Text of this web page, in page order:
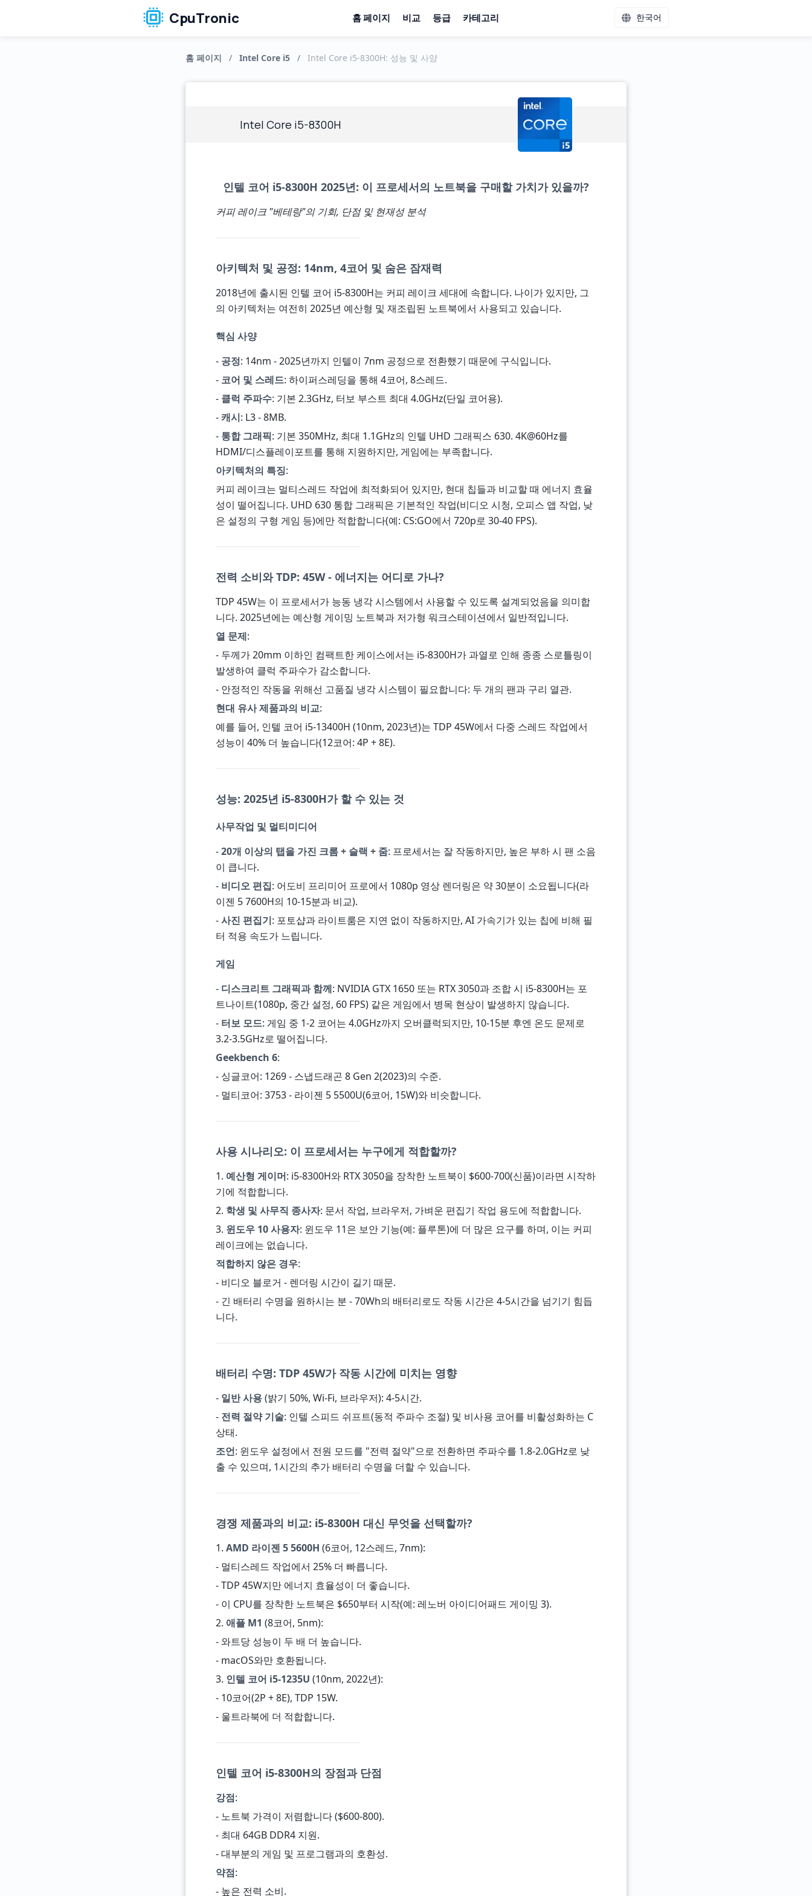
CpuTronic 홈 페이지 비교 등급 카테고리 한국어
홈 페이지 / Intel Core i5 / Intel Core i5-8300H: 성능 및 사양
Intel Core i5-8300H
인텔 코어 i5-8300H 2025년: 이 프로세서의 노트북을 구매할 가치가 있을까?
커피 레이크 "베테랑"의 기회, 단점 및 현재성 분석
아키텍처 및 공정: 14nm, 4코어 및 숨은 잠재력
2018년에 출시된 인텔 코어 i5-8300H는 커피 레이크 세대에 속합니다. 나이가 있지만, 그
의 아키텍처는 여전히 2025년 예산형 및 재조립된 노트북에서 사용되고 있습니다.
핵심 사양
- 공정: 14nm - 2025년까지 인텔이 7nm 공정으로 전환했기 때문에 구식입니다.
- 코어 및 스레드: 하이퍼스레딩을 통해 4코어, 8스레드.
- 클럭 주파수: 기본 2.3GHz, 터보 부스트 최대 4.0GHz(단일 코어용).
-캐시: L3 - 8MB.
- 통합 그래픽: 기본 350MHz, 최대 1.1GHz의 인텔 UHD 그래픽스 630. 4K@60Hz를
HDMI/디스플레이포트를 통해 지원하지만, 게임에는 부족합니다.
아키텍처의 특징:
커피 레이크는 멀티스레드 작업에 최적화되어 있지만, 현대 칩들과 비교할 때 에너지 효율
성이 떨어집니다. UHD 630 통합 그래픽은 기본적인 작업(비디오 시청, 오피스 앱 작업, 낮
은 설정의 구형 게임 등)에만 적합합니다(예: CS:GO에서 720p로 30-40 FPS).
전력 소비와 TDP: 45W - 에너지는 어디로 가나?
TDP 45W는 이 프로세서가 능동 냉각 시스템에서 사용할 수 있도록 설계되었음을 의미합
니다. 2025년에는 예산형 게이밍 노트북과 저가형 워크스테이션에서 일반적입니다.
열 문제:
- 두께가 20mm 이하인 컴팩트한 케이스에서는 i5-8300H가 과열로 인해 종종 스로틀링이
발생하여 클럭 주파수가 감소합니다.
- 안정적인 작동을 위해선 고품질 냉각 시스템이 필요합니다: 두 개의 팬과 구리 열관.
현대 유사 제품과의 비교:
예를 들어, 인텔 코어 i5-13400H (10nm, 2023년)는 TDP 45W에서 다중 스레드 작업에서
성능이 40% 더 높습니다(12코어: 4P + 8E).
성능: 2025년 i5-8300H가 할 수 있는 것
사무작업 및 멀티미디어
-20개 이상의 탭을 가진 크롬 + 슬랙 + 줌: 프로세서는 잘 작동하지만, 높은 부하 시 팬 소음
이 큽니다.
- 비디오 편집: 어도비 프리미어 프로에서 1080p 영상 렌더링은 약 30분이 소요됩니다(라
이젠 5 7600H의 10-15분과 비교).
-사진 편집기: 포토샵과 라이트룸은 지연 없이 작동하지만, AI 가속기가 있는 칩에 비해 필
터 적용 속도가 느립니다.
게임
- 디스크리트 그래픽과 함께: NVIDIA GTX 1650 또는 RTX 3050과 조합 시 i5-8300H는 포
트나이트(1080p, 중간 설정, 60 FPS) 같은 게임에서 병목 현상이 발생하지 않습니다.
- 터보 모드: 게임 중 1-2 코어는 4.0GHz까지 오버클럭되지만, 10-15분 후엔 온도 문제로
3.2-3.5GHz로 떨어집니다.
Geekbench 6:
- 싱글코어: 1269 - 스냅드래곤 8 Gen 2(2023)의 수준.
- 멀티코어: 3753 - 라이젠 5 5500U(6코어, 15W)와 비슷합니다.
사용 시나리오: 이 프로세서는 누구에게 적합할까?
1. 예산형 게이머: i5-8300H와 RTX 3050을 장착한 노트북이 $600-700(신품)이라면 시작하
기에 적합합니다.
2. 학생 및 사무직 종사자: 문서 작업, 브라우저, 가벼운 편집기 작업 용도에 적합합니다.
3. 윈도우 10 사용자: 윈도우 11은 보안 기능(예: 플루톤)에 더 많은 요구를 하며, 이는 커피
레이크에는 없습니다.
적합하지 않은 경우:
- 비디오 블로거 - 렌더링 시간이 길기 때문.
- 긴 배터리 수명을 원하시는 분 - 70Wh의 배터리로도 작동 시간은 4-5시간을 넘기기 힘듭
니다.
배터리 수명: TDP 45W가 작동 시간에 미치는 영향
- 일반 사용(밝기 50%, Wi-Fi, 브라우저): 4-5시간.
- 전력 절약 기술: 인텔 스피드 쉬프트(동적 주파수 조절) 및 비사용 코어를 비활성화하는 C
상태.
조언: 윈도우 설정에서 전원 모드를 "전력 절약"으로 전환하면 주파수를 1.8-2.0GHz로 낮
출 수 있으며, 1시간의 추가 배터리 수명을 더할 수 있습니다.
경쟁 제품과의 비교: i5-8300H 대신 무엇을 선택할까?
1. AMD 라이젠 5 5600H (6코어, 12스레드, 7nm):
- 멀티스레드 작업에서 25% 더 빠릅니다.
- TDP 45W지만 에너지 효율성이 더 좋습니다.
- 이 CPU를 장착한 노트북은 $650부터 시작(예: 레노버 아이디어패드 게이밍 3).
2. 애플 M1 (8코어, 5nm):
- 와트당 성능이 두 배 더 높습니다.
- macOS와만 호환됩니다.
3. 인텔 코어 i5-1235U (10nm, 2022년):
- 10코어(2P + 8E), TDP 15W.
- 울트라북에 더 적합합니다.
인텔 코어 i5-8300H의 장점과 단점
강점:
- 노트북 가격이 저렴합니다 ($600-800).
- 최대 64GB DDR4 지원.
- 대부분의 게임 및 프로그램과의 호환성.
약점:
- 높은 전력 소비.